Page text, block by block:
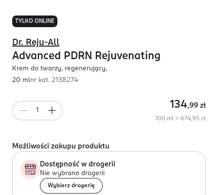
TYLKO ONLINE
Dr. Reju-All
Advanced PDRN Rejuvenating
Krem do twarzy, regenerujący,
20 mlnr kat. 2138274
134,99 zł
100 ml = 674,95 zł
Możliwości zakupu produktu
Dostępność w drogerii
Nie wybrano drogerii
Wybierz drogerię